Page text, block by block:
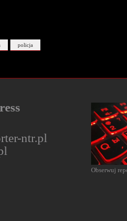
policja
ntr.pl
Obserwuj